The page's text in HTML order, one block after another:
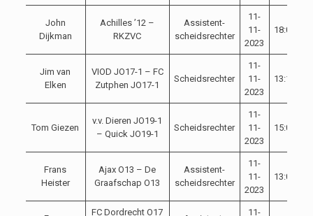
John
Dijkman
Achilles ’12 –
RKZVC
Assistent-
scheidsrechter
11-
11-
2023
18:00
Jim van
Elken
VIOD JO17-1 – FC
Zutphen JO17-1
Scheidsrechter
11-
11-
2023
13:15
Tom Giezen
v.v. Dieren JO19-1
– Quick JO19-1
Scheidsrechter
11-
11-
2023
15:00
Frans
Heister
Ajax O13 – De
Graafschap O13
Assistent-
scheidsrechter
11-
11-
2023
13:00
FC Dordrecht O17 11-